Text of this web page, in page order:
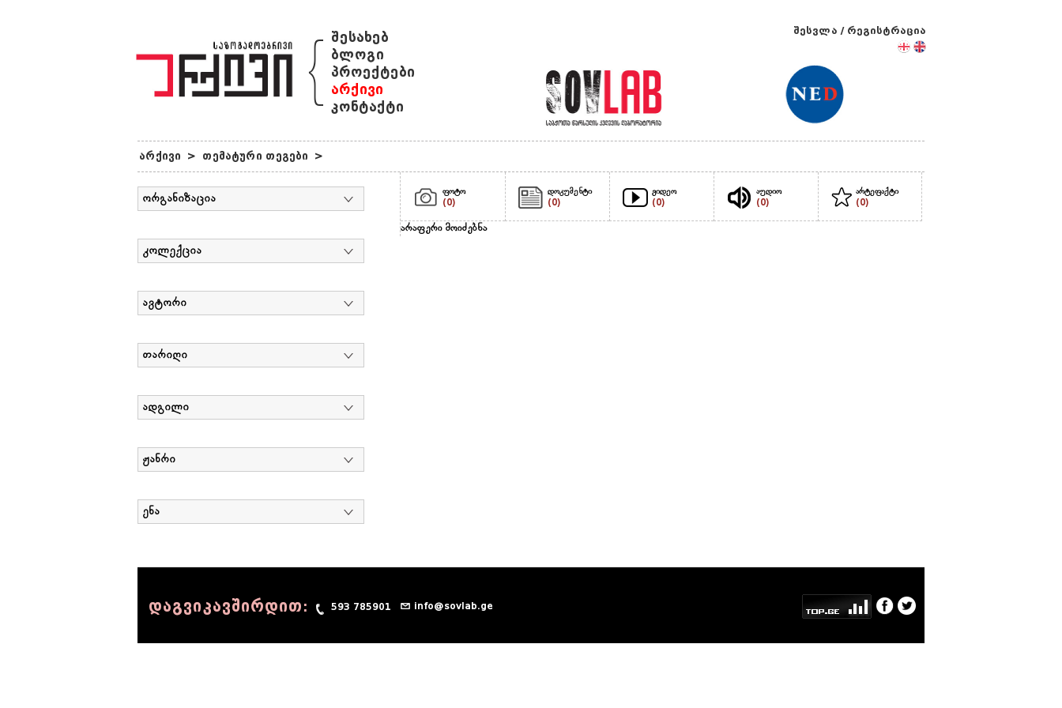
{ შესახებ
ბლოგი
პროექტები
არქივი
კონტაქტი
შესვლა / რეგისტრაცია
არქივი > თემატური თეგები >
ორგანიზაცია
კოლექცია
ავტორი
თარიღი
ადგილი
ჟანრი
ენა
ფოტო
(0)
დოკუმენტი
(0)
ვიდეო
(0)
აუდიო
(0)
არტეფაქტი
(0)
არაფერი მოიძებნა
დაგვიკავშირდით: 593 785901 info@sovlab.ge